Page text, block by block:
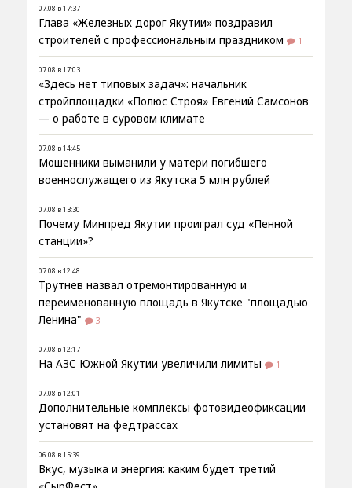
07.08 в 17:37
Глава «Железных дорог Якутии» поздравил
строителей с профессиональным праздником
1
07.08 в 17:03
«Здесь нет типовых задач»: начальник
стройплощадки «Полюс Строя» Евгений Самсонов
— о работе в суровом климате
07.08 в 14:45
Мошенники выманили у матери погибшего
военнослужащего из Якутска 5 млн рублей
07.08 в 13:30
Почему Минпред Якутии проиграл суд «Пенной
станции»?
07.08 в 12:48
Трутнев назвал отремонтированную и
переименованную площадь в Якутске "площадью
Ленина"
3
07.08 в 12:17
На АЗС Южной Якутии увеличили лимиты 1
07.08 в 12:01
Дополнительные комплексы фотовидеофиксации
установят на федтрассах
06.08 в 15:39
Вкус, музыка и энергия: каким будет третий